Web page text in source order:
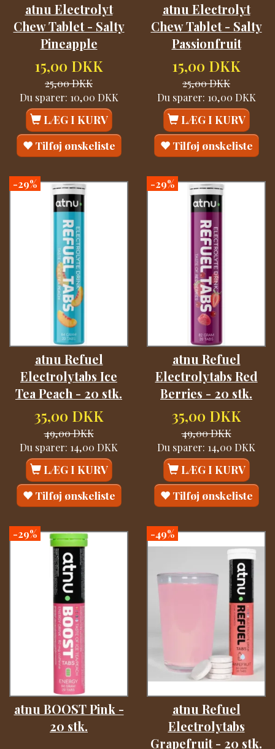
atnu Electrolyt
Chew Tablet - Salty
Pineapple
15,00 DKK
25,00 DKK
Du sparer: 10,00 DKK
LÆG I KURV
Tilføj ønskeliste
atnu Electrolyt
Chew Tablet - Salty
Passionfruit
15,00 DKK
25,00 DKK
Du sparer: 10,00 DKK
LÆG I KURV
Tilføj ønskeliste
-29%
atnu Refuel
Electrolytabs Ice
Tea Peach - 20 stk.
35,00 DKK
49,00 DKK
Du sparer: 14,00 DKK
LÆG I KURV
Tilføj ønskeliste
-29%
atnu Refuel
Electrolytabs Red
Berries - 20 stk.
35,00 DKK
49,00 DKK
Du sparer: 14,00 DKK
LÆG I KURV
Tilføj ønskeliste
-29%
atnu BOOST Pink -
20 stk.
-49%
atnu Refuel
Electrolytabs
Grapefruit - 20 stk.